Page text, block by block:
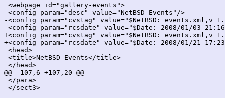
<webpage id="gallery-events">
<config param="desc" value="NetBSD Events"/>
-<config param="cvstag" value="$NetBSD: events.xml,v
-<config param="rcsdate" value="$Date: 2008/01/03
+<config param="cvstag" value="$NetBSD: events.xml,v
+<config param="rcsdate" value="$Date: 2008/01/21
<head>
<title>NetBSD Events</title>
</head>
@@ -107,6 +107,20 @@
</para>
</sect3>